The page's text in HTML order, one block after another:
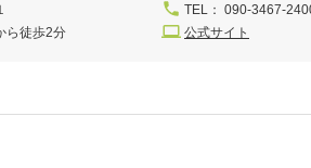
ら徒歩2分
TEL： 090-3467-
公式サイト